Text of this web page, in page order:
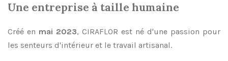
Une entreprise à taille humaine
Créé en mai 2023, CIRAFLOR est né d'une passion pour
les senteurs d'intérieur et le travail artisanal.